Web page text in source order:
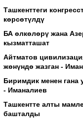
Ташкенттеги
көрсөтүлдү
БА өлкөлөрү жана
кызматташат
Айтматов
жөнүндө жазган -
Биримдик менен гана
- Иманалиев
Ташкентте алты
башталды